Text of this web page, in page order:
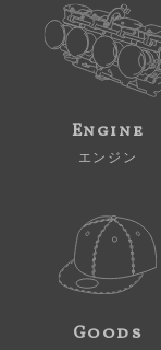
Engine
エンジン
Goods